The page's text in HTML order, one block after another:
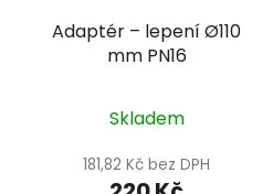
Adaptér – lepení Ø110
mm PN16
Skladem
181,82 Kč bez DPH